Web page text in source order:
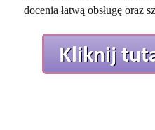
docenia łatwą obsługę oraz